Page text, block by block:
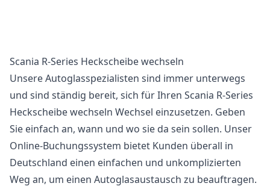
Scania R-Series Heckscheibe wechseln
Unsere Autoglasspezialisten sind immer unterwegs
und sind ständig bereit, sich für Ihren Scania R-Series
Heckscheibe wechseln Wechsel einzusetzen. Geben
Sie einfach an, wann und wo sie da sein sollen. Unser
Online-Buchungssystem bietet Kunden überall in
Deutschland einen einfachen und unkomplizierten
Weg an, um einen Autoglasaustausch zu beauftragen.